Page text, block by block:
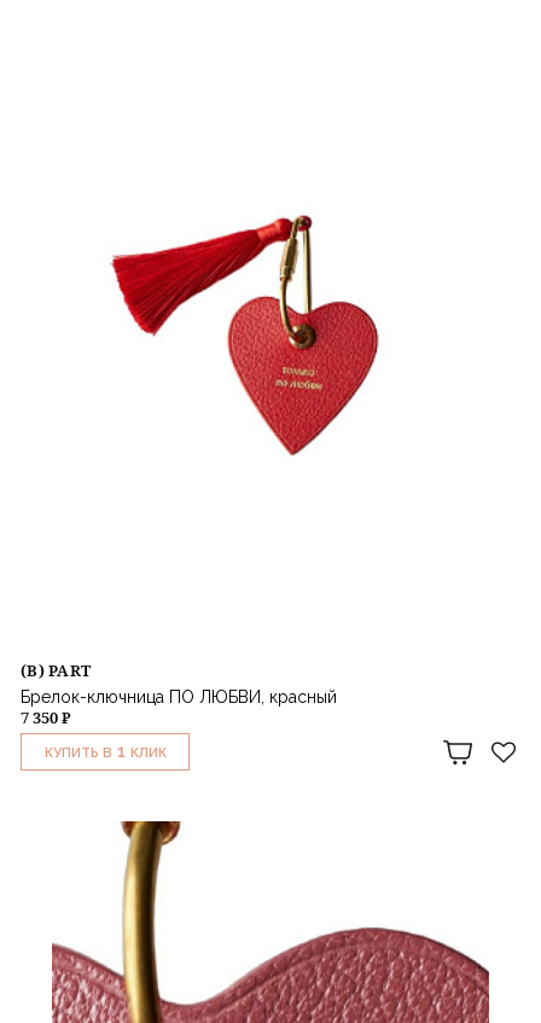
(B) PART
Брелок-ключница ПО ЛЮБВИ, красный
7 350 ₽
КУПИТЬ В 1 КЛИК